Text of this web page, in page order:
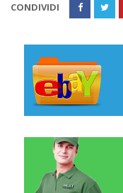
CONDIVIDI